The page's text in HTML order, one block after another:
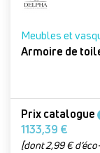
Meubles et
Prix catalogue
1133,39 €
[dont 2,99 €